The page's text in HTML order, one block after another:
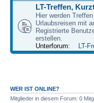
LT-Treffen,
Hier werden
Urlaubsreisen mit
Registrierte
erstellen.
Unterforum:
LT-
WER IST ONLINE?
Mitglieder in diesem Forum: 0